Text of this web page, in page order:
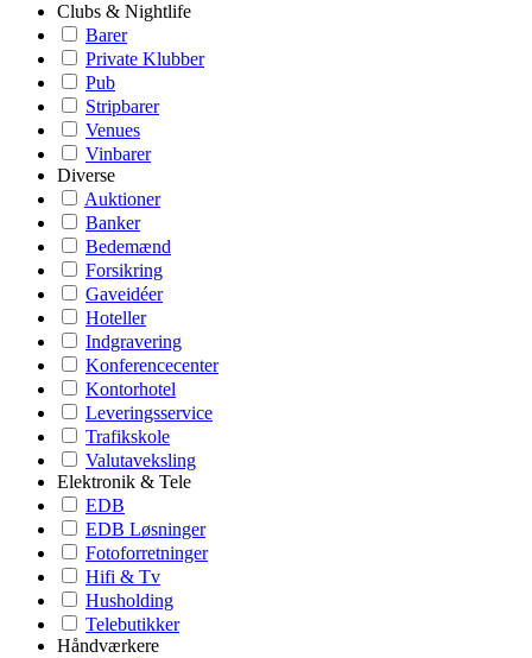
Clubs & Nightlife
Barer
Private Klubber
Pub
Stripbarer
Venues
Vinbarer
Diverse
Auktioner
Banker
Bedemænd
Forsikring
Gaveidéer
Hoteller
Indgravering
Konferencecenter
Kontorhotel
Leveringsservice
Trafikskole
Valutaveksling
Elektronik & Tele
EDB
EDB Løsninger
Fotoforretninger
Hifi & Tv
Husholding
Telebutikker
Håndværkere